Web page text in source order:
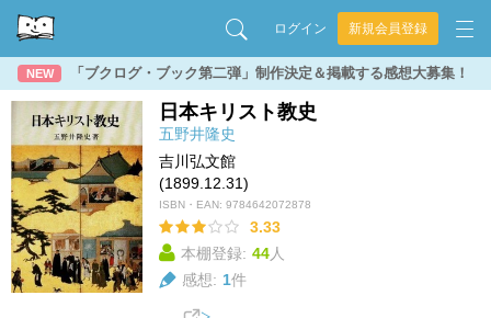
ログイン 新規会員登録
NEW 「ブクログ・ブック第二弾」制作決定＆掲載する感想大募集！
日本キリスト教史
五野井隆史
吉川弘文館
(1899.12.31)
ISBN・EAN: 9784642072878
3.33
本棚登録: 44人
感想: 1件